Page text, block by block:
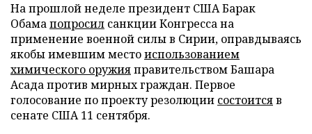
На прошлой неделе президент США Барак
Обамапопросил санкции Конгресса на
применение военной силы в Сирии, оправдываясь
якобы имевшим местоиспользованием
химического оружияправительством Башара
Асада против мирных граждан. Первое
голосование по проекту резолюции состоитсяв
сенате США 11 сентября.